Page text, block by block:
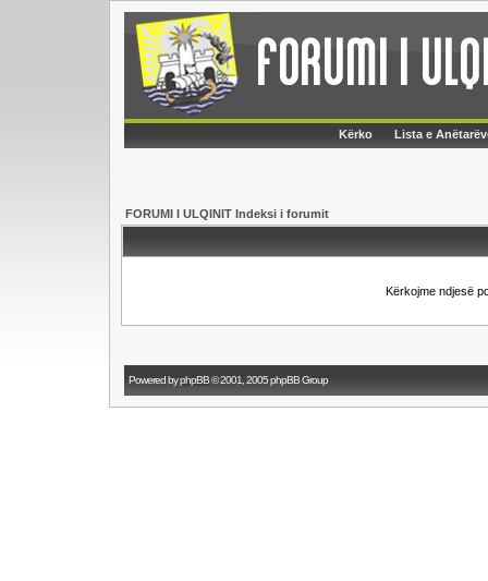
Kërko Lista e
FORUMI I ULQINIT Indeksi i forumit
Kërkojme ndjesë
Powered byphpBB© 2001, 2005 phpBB Group